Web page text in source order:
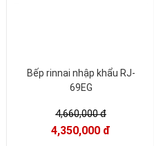
Bếp rinnai nhập khẩu RJ-
69EG
4,660,000 đ
4,350,000 đ